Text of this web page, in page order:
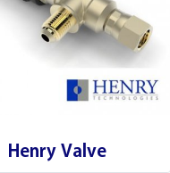
Henry Valve